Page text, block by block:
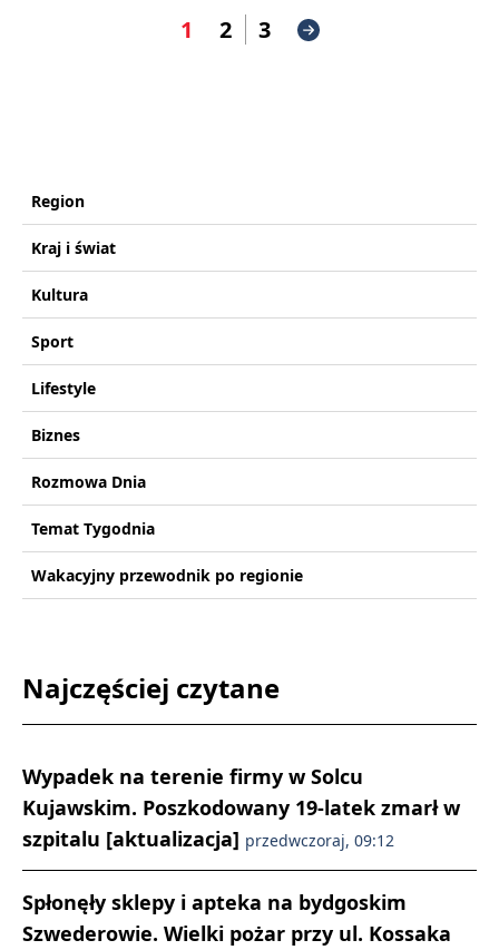
1 2 3
Region
Kraj i świat
Kultura
Sport
Lifestyle
Biznes
Rozmowa Dnia
Temat Tygodnia
Wakacyjny przewodnik po regionie
Najczęściej czytane
Wypadek na terenie firmy w Solcu
Kujawskim. Poszkodowany 19-latek zmarł w
szpitalu [aktualizacja] przedwczoraj, 09:12
Spłonęły sklepy i apteka na bydgoskim
Szwederowie. Wielki pożar przy ul. Kossaka